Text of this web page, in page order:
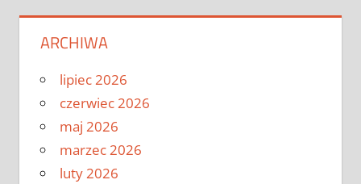
ARCHIWA
lipiec 2026
czerwiec 2026
maj 2026
marzec 2026
luty 2026